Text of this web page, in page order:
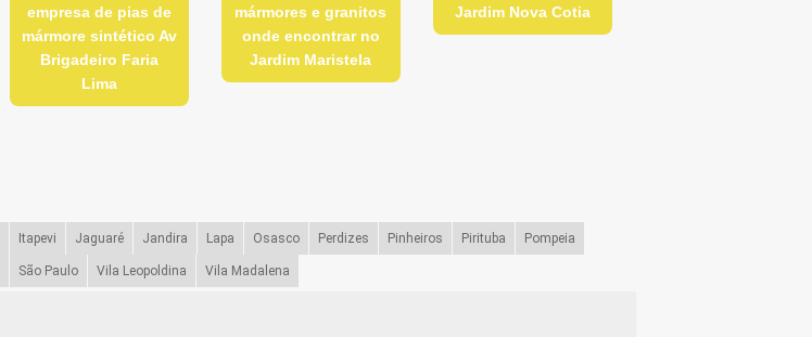
empresa de pias de
mármore sintético Av
Brigadeiro Faria
Lima
mármores e granitos
onde encontrar no
Jardim Maristela
Jardim Nova Cotia
Itapevi Jaguaré Jandira Lapa Osasco Perdizes Pinheiros Pirituba Pompeia
São Paulo Vila Leopoldina Vila Madalena